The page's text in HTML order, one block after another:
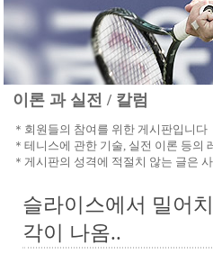
이론 과 실전 / 칼럼
＊회원들의 참여를 위한 게시판입니다
＊테니스에 관한 기술, 실전 이론 등의
＊게시판의 성격에 적절치 않는 글은
슬라이스에서 밀어
각이 나옴..